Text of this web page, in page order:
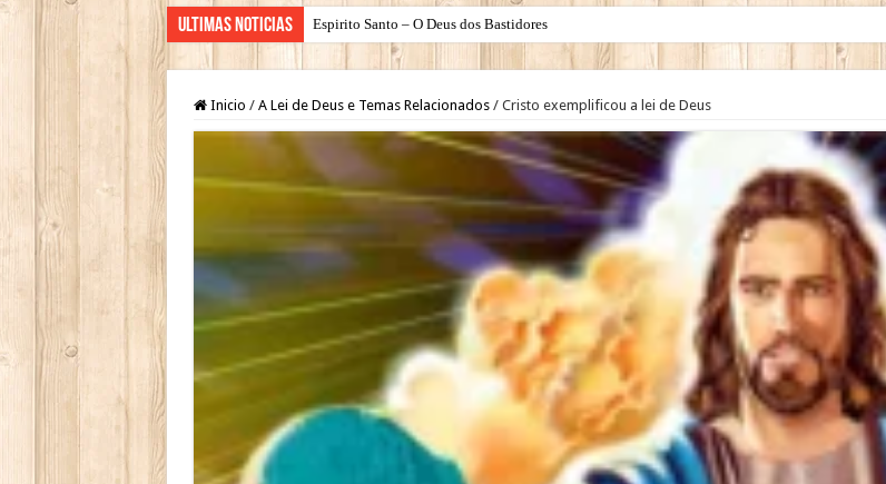
Ultimas Noticias Espirito Santo – O Deus dos Bastidores
Inicio / A Lei de Deus e Temas Relacionados / Cristo exemplificou a lei de Deus